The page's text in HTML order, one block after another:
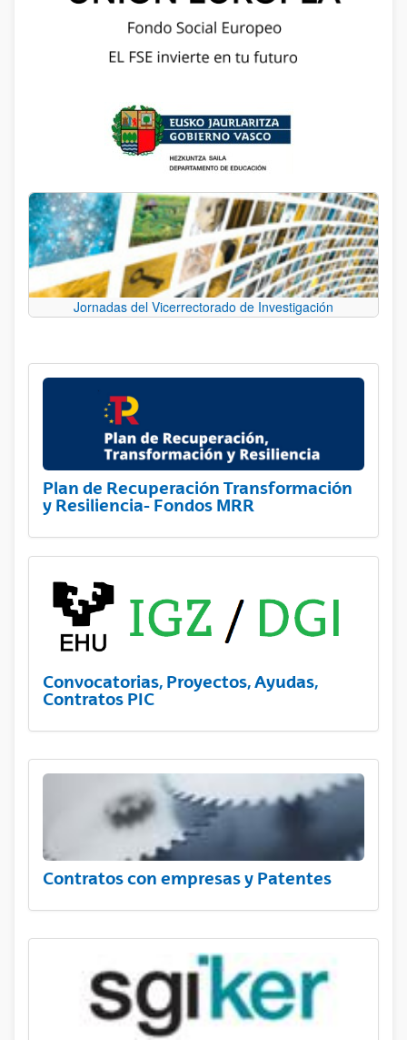
Jornadas del Vicerrectorado de Investigación
Plan de Recuperación Transformación
y Resiliencia- Fondos MRR
Convocatorias, Proyectos, Ayudas,
Contratos PIC
Contratos con empresas y Patentes